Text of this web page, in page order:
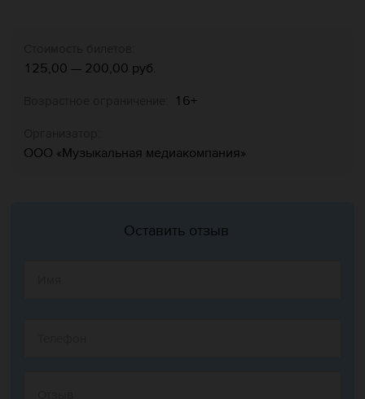
125,00 — 200,00 руб.
16+
ООО «Музыкальная медиакомпания»
Оставить отзыв